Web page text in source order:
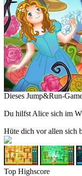
Dieses Jump&Run-
Du hilfst Alice sich im
Hüte dich vor allen sich
Top Highscore